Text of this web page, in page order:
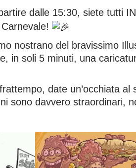
dalle 15:30, siete tutti
Carnevale!
nostrano del bravissimo
in soli 5 minuti, una
date un’occhiata al
sono davvero straordinari,